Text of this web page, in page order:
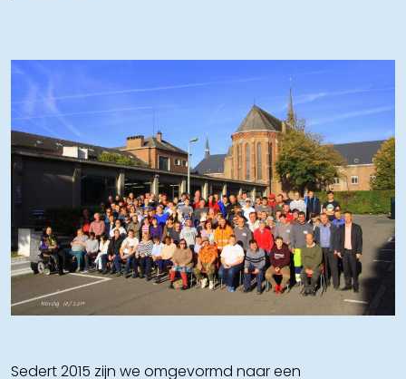
Sedert 2015 zijn we omgevormd naar een